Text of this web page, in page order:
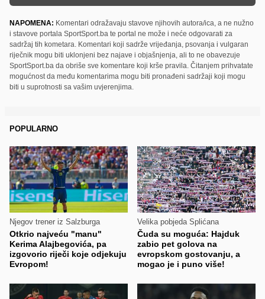
NAPOMENA: Komentari odražavaju stavove njihovih autora/ica, a ne nužno
i stavove portala SportSport.ba te portal ne može i neće odgovarati za
sadržaj tih kometara. Komentari koji sadrže vrijeđanja, psovanja i vulgaran
riječnik mogu biti uklonjeni bez najave i objašnjenja, ali to ne obavezuje
SportSport.ba da obriše sve komentare koji krše pravila. Čitanjem prihvatate
mogućnost da među komentarima mogu biti pronađeni sadržaji koji mogu
biti u suprotnosti sa vašim uvjerenjima.
POPULARNO
Njegov trener iz Salzburga
Otkrio najveću "manu"
Kerima Alajbegovića, pa
izgovorio riječi koje odjekuju
Evropom!
Velika pobjeda Splićana
Čuda su moguća: Hajduk
zabio pet golova na
evropskom gostovanju, a
mogao je i puno više!